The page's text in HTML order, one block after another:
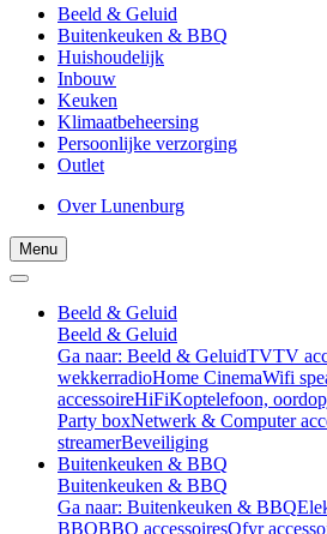
Beeld & Geluid
Buitenkeuken & BBQ
Huishoudelijk
Inbouw
Keuken
Klimaatbeheersing
Persoonlijke verzorging
Outlet
Over Lunenburg
Menu
Beeld & Geluid
Beeld & Geluid
Ga naar: Beeld & GeluidTVTV
wekkerradioHome CinemaWifi
accessoireHiFiKoptelefoon,
Party boxNetwerk & Computer
streamerBeveiliging
Buitenkeuken & BBQ
Buitenkeuken & BBQ
Ga naar: Buitenkeuken & BBQ
BBQBBQ accessoiresOfyr